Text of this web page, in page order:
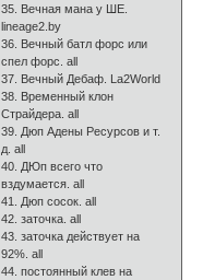
35. Вечная мана у ШЕ.
lineage2.by
36. Вечный батл форс или
спел форс. all
37. Вечный Дебаф. La2World
38. Временный клон
Страйдера. all
39. Дюп Адены Ресурсов и т.
д. all
40. ДЮп всего что
вздумается. all
41. Дюп сосок. all
42. заточка. all
43. заточка действует на
92%. all
44. постоянный клев на